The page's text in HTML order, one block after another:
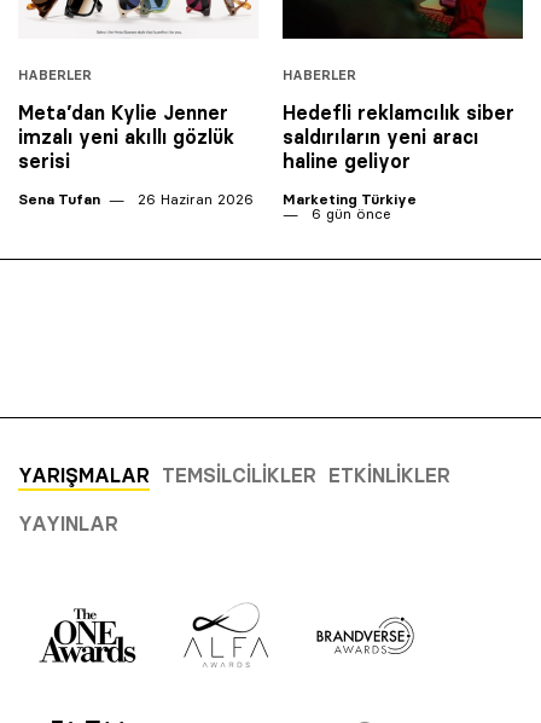
HABERLER
Meta’dan Kylie Jenner
imzalı yeni akıllı gözlük
serisi
Sena Tufan 26 Haziran 2026
HABERLER
Hedefli reklamcılık siber
saldırıların yeni aracı
haline geliyor
Marketing Türkiye
6 gün önce
YARIŞMALAR TEMSILCILIKLER ETKINLIKLER
YAYINLAR